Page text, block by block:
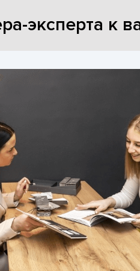
эксперта к